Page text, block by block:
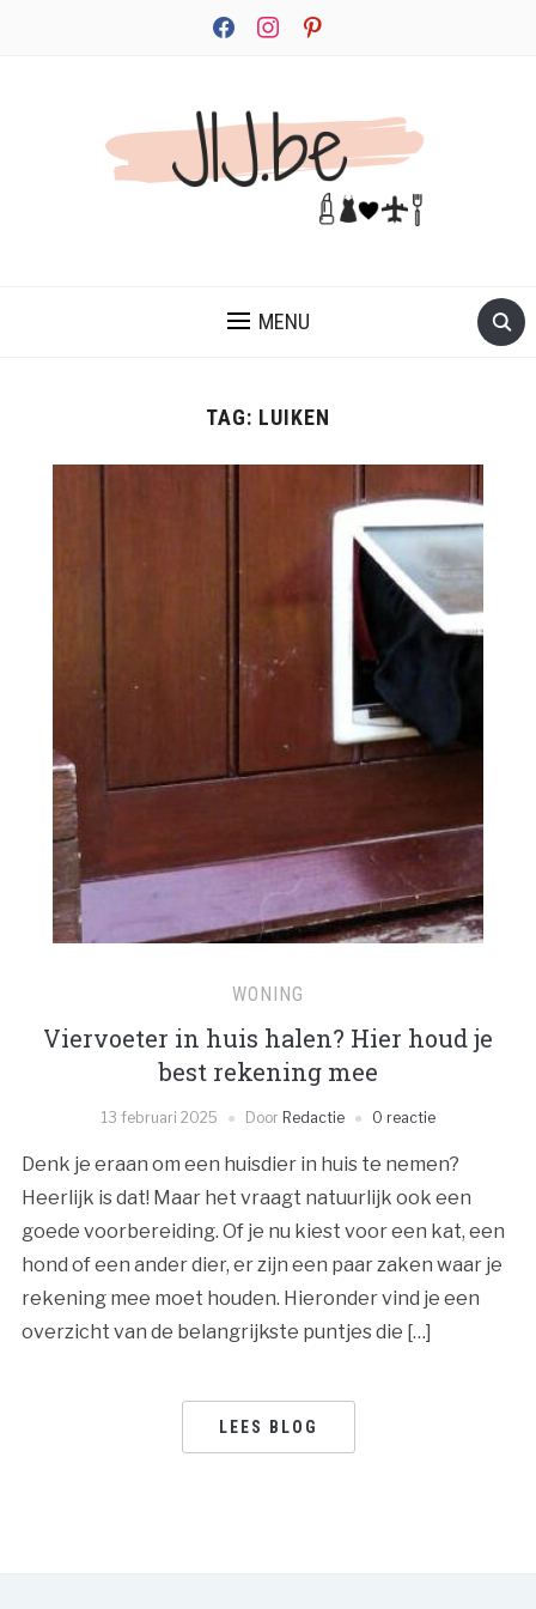
facebookinstagrampinterest
MENU
TAG: LUIKEN
WONING
Viervoeter in huis halen? Hier houd je
best rekening mee
13 februari 2025 Door Redactie 0 reactie
Denk je eraan om een huisdier in huis te nemen?
Heerlijk is dat! Maar het vraagt natuurlijk ook een
goede voorbereiding. Of je nu kiest voor een kat, een
hond of een ander dier, er zijn een paar zaken waar je
rekening mee moet houden. Hieronder vind je een
overzicht van de belangrijkste puntjes die […]
LEES BLOG